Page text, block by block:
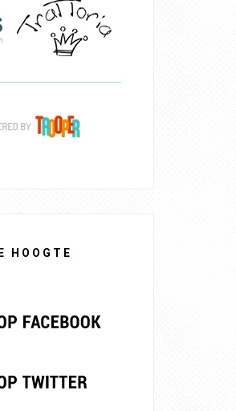
HOOGTE